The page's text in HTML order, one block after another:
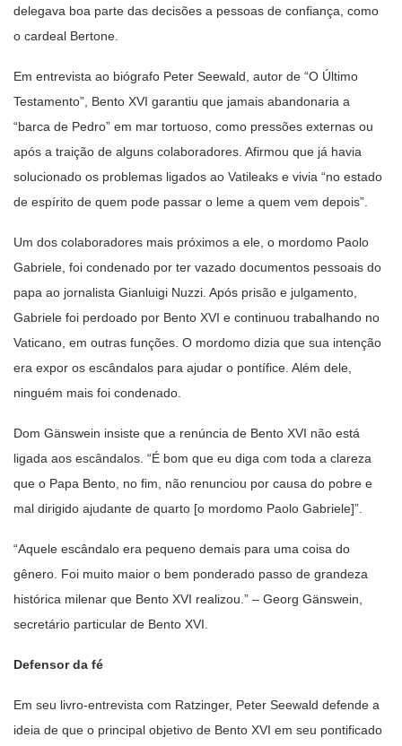
delegava boa parte das decisões a pessoas de confiança, como
o cardeal Bertone.
Em entrevista ao biógrafo Peter Seewald, autor de “O Último
Testamento”, Bento XVI garantiu que jamais abandonaria a
“barca de Pedro” em mar tortuoso, como pressões externas ou
após a traição de alguns colaboradores. Afirmou que já havia
solucionado os problemas ligados ao Vatileaks e vivia “no estado
de espírito de quem pode passar o leme a quem vem depois”.
Um dos colaboradores mais próximos a ele, o mordomo Paolo
Gabriele, foi condenado por ter vazado documentos pessoais do
papa ao jornalista Gianluigi Nuzzi. Após prisão e julgamento,
Gabriele foi perdoado por Bento XVI e continuou trabalhando no
Vaticano, em outras funções. O mordomo dizia que sua intenção
era expor os escândalos para ajudar o pontífice. Além dele,
ninguém mais foi condenado.
Dom Gänswein insiste que a renúncia de Bento XVI não está
ligada aos escândalos. “É bom que eu diga com toda a clareza
que o Papa Bento, no fim, não renunciou por causa do pobre e
mal dirigido ajudante de quarto [o mordomo Paolo Gabriele]”.
“Aquele escândalo era pequeno demais para uma coisa do
gênero. Foi muito maior o bem ponderado passo de grandeza
histórica milenar que Bento XVI realizou.” – Georg Gänswein,
secretário particular de Bento XVI.
Defensor da fé
Em seu livro-entrevista com Ratzinger, Peter Seewald defende a
ideia de que o principal objetivo de Bento XVI em seu pontificado